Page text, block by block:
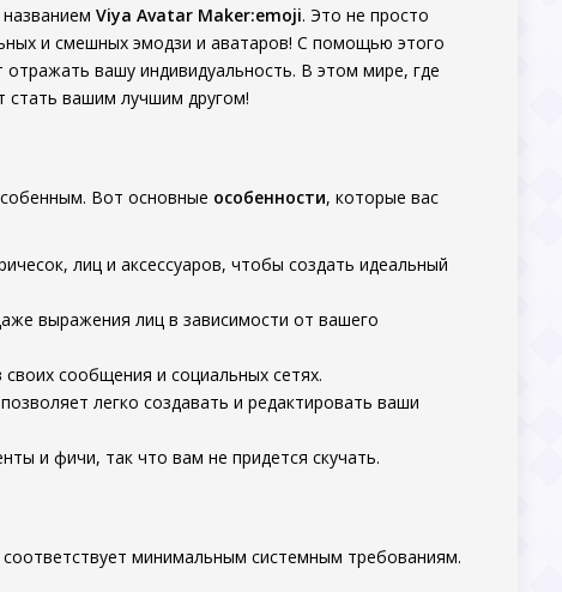
Viya Avatar Maker:emoji. Это не просто
и смешных эмодзи и аватаров! С помощью этого
вашу индивидуальность. В этом мире, где
стать вашим лучшим другом!
Вот основные особенности, которые вас
лиц и аксессуаров, чтобы создать идеальный
выражения лиц в зависимости от вашего
сообщения и социальных сетях.
легко создавать и редактировать ваши
и фичи, так что вам не придется скучать.
минимальным системным требованиям.